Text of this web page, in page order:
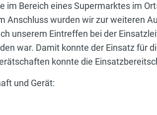
im Bereich eines Supermarktes im
Anschluss wurden wir zur weiteren
unserem Eintreffen bei der
war. Damit konnte der Einsatz für
konnte die
und Gerät: